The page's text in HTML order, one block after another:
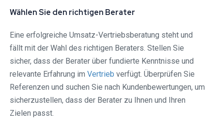
Wählen Sie den richtigen Berater
Eine erfolgreiche Umsatz-Vertriebsberatung steht und
fällt mit der Wahl des richtigen Beraters. Stellen Sie
sicher, dass der Berater über fundierte Kenntnisse und
relevante Erfahrung im Vertrieb verfügt. Überprüfen Sie
Referenzen und suchen Sie nach Kundenbewertungen, um
sicherzustellen, dass der Berater zu Ihnen und Ihren
Zielen passt.